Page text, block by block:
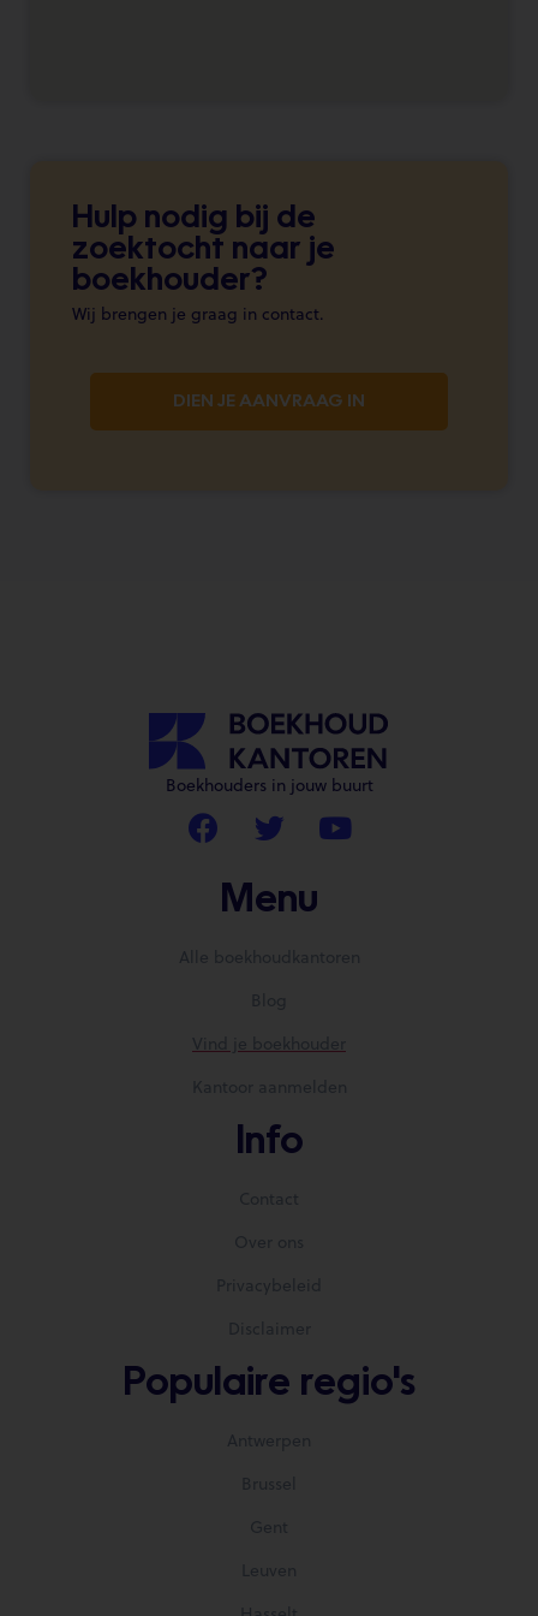
Hulp nodig bij de
zoektocht naar je
boekhouder?
Wij brengen je graag in contact.
DIEN JE AANVRAAG IN
Boekhouders in jouw buurt
Menu
Alle boekhoudkantoren
Blog
Vind je boekhouder
Kantoor aanmelden
Info
Contact
Over ons
Privacybeleid
Disclaimer
Populaire regio's
Antwerpen
Brussel
Gent
Leuven